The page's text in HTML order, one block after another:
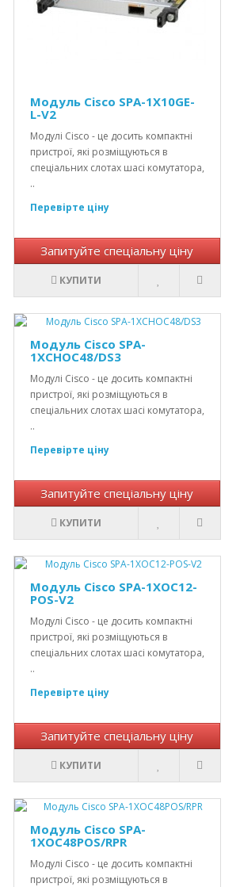
Модуль Cisco SPA-1X10GE-
L-V2
Модулі Cisco - це досить компактні
пристрої, які розміщуються в
спеціальних слотах шасі комутатора,
..
Перевірте ціну
Запитуйте спеціальну ціну
КУПИТИ
Модуль Cisco SPA-
1XCHOC48/DS3
Модулі Cisco - це досить компактні
пристрої, які розміщуються в
спеціальних слотах шасі комутатора,
..
Перевірте ціну
Запитуйте спеціальну ціну
КУПИТИ
Модуль Cisco SPA-1XOC12-
POS-V2
Модулі Cisco - це досить компактні
пристрої, які розміщуються в
спеціальних слотах шасі комутатора,
..
Перевірте ціну
Запитуйте спеціальну ціну
КУПИТИ
Модуль Cisco SPA-
1XOC48POS/RPR
Модулі Cisco - це досить компактні
пристрої, які розміщуються в